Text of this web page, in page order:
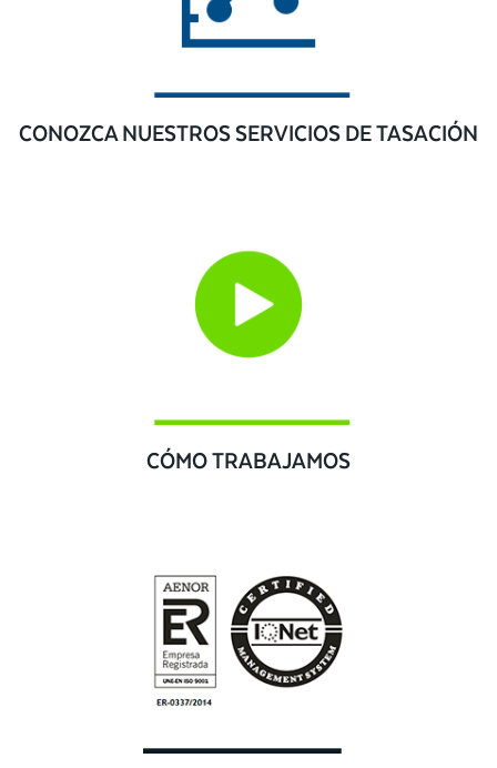
CONOZCA NUESTROS SERVICIOS DE TASACIÓN
CÓMO TRABAJAMOS